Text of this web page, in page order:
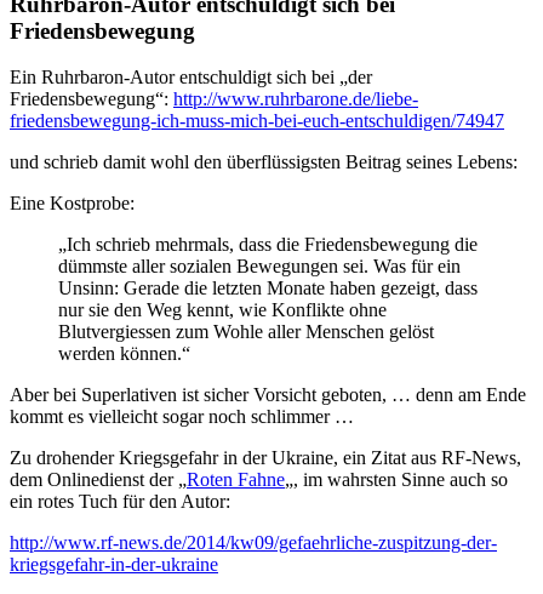
Friedensbewegung
Ein Ruhrbaron-Autor entschuldigt sich bei „der
Friedensbewegung“: http://www.ruhrbarone.de/liebe-
friedensbewegung-ich-muss-mich-bei-euch-entschuldigen/74947
und schrieb damit wohl den überflüssigsten Beitrag seines Lebens:
Eine Kostprobe:
„Ich schrieb mehrmals, dass die Friedensbewegung die
dümmste aller sozialen Bewegungen sei. Was für ein
Unsinn: Gerade die letzten Monate haben gezeigt, dass
nur sie den Weg kennt, wie Konflikte ohne
Blutvergiessen zum Wohle aller Menschen gelöst
werden können.“
Aber bei Superlativen ist sicher Vorsicht geboten, … denn am Ende
kommt es vielleicht sogar noch schlimmer …
Zu drohender Kriegsgefahr in der Ukraine, ein Zitat aus RF-News,
dem Onlinedienst der „Roten Fahne„, im wahrsten Sinne auch so
ein rotes Tuch für den Autor:
http://www.rf-news.de/2014/kw09/gefaehrliche-zuspitzung-der-
kriegsgefahr-in-der-ukraine